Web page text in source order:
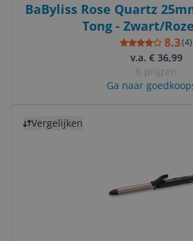
BaByliss Rose Quartz
Tong - Zwart/
8.3(4)
v.a. € 36,99
6 prijzen
Ga naar
Vergelijken